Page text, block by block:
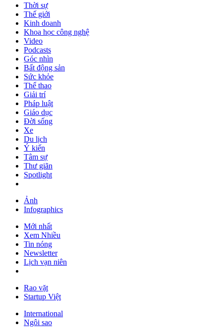
Thời sự
Thế giới
Kinh doanh
Khoa học công nghệ
Video
Podcasts
Góc nhìn
Bất động sản
Sức khỏe
Thể thao
Giải trí
Pháp luật
Giáo dục
Đời sống
Xe
Du lịch
Ý kiến
Tâm sự
Thư giãn
Spotlight
Ảnh
Infographics
Mới nhất
Xem Nhiều
Tin nóng
Newsletter
Lịch vạn niên
Rao vặt
Startup Việt
International
Ngôi sao